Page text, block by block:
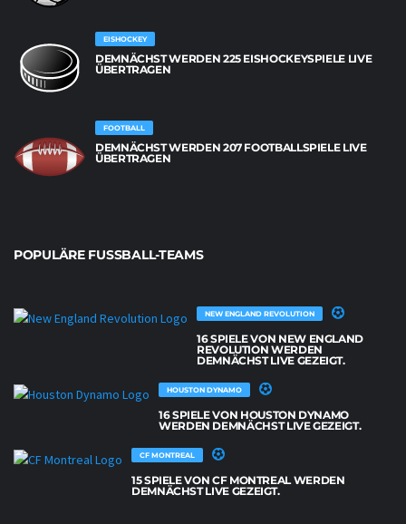
EISHOCKEY
DEMNÄCHST WERDEN 225 EISHOCKEYSPIELE LIVE
ÜBERTRAGEN
FOOTBALL
DEMNÄCHST WERDEN 207 FOOTBALLSPIELE LIVE
ÜBERTRAGEN
POPULÄRE FUSSBALL-TEAMS
NEW ENGLAND REVOLUTION
16 SPIELE VON NEW ENGLAND
REVOLUTION WERDEN
DEMNÄCHST LIVE GEZEIGT.
HOUSTON DYNAMO
16 SPIELE VON HOUSTON DYNAMO
WERDEN DEMNÄCHST LIVE GEZEIGT.
CF MONTREAL
15 SPIELE VON CF MONTREAL WERDEN
DEMNÄCHST LIVE GEZEIGT.